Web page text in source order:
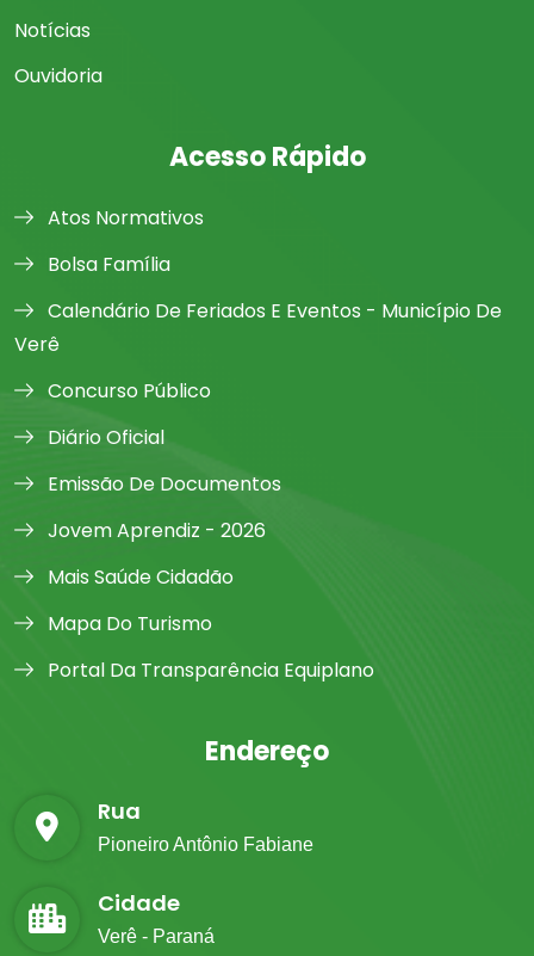
Notícias
Ouvidoria
Acesso Rápido
Atos Normativos
Bolsa Família
Calendário De Feriados E Eventos - Município De
Verê
Concurso Público
Diário Oficial
Emissão De Documentos
Jovem Aprendiz - 2026
Mais Saúde Cidadão
Mapa Do Turismo
Portal Da Transparência Equiplano
Endereço
Rua
Pioneiro Antônio Fabiane
Cidade
Verê - Paraná